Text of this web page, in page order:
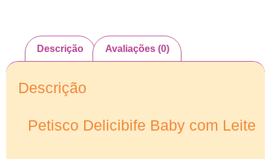
Descrição Avaliações (0)
Descrição
Petisco Delicibife Baby com Leite